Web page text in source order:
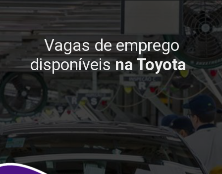
Vagas de emprego
disponíveisna Toyota